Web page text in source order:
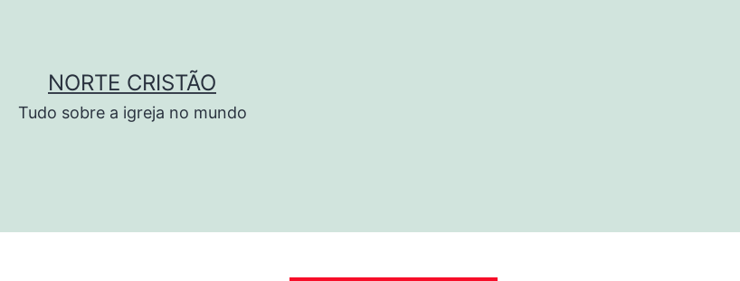
NORTE CRISTÃO
Tudo sobre a igreja no mundo